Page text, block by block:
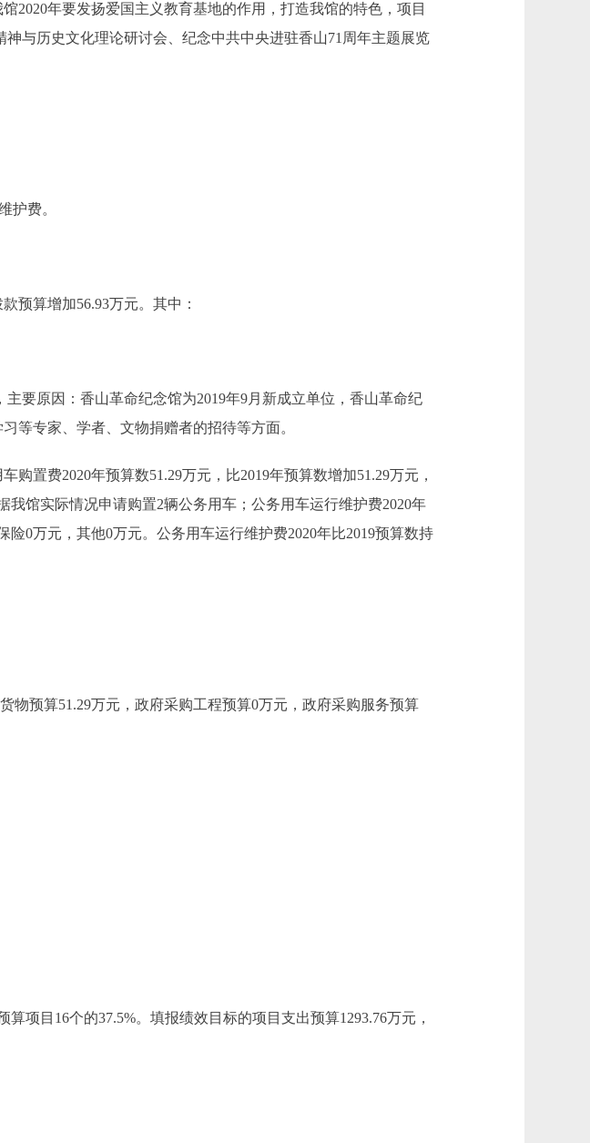
2020年要发扬爱国主义教育基地的作用，打造我馆的特色，项目
与历史文化理论研讨会、纪念中共中央进驻香山71周年主题展览
护费。
算增加56.93万元。其中：
要原因：香山革命纪念馆为2019年9月新成立单位，香山革命纪
等专家、学者、文物捐赠者的招待等方面。
置费2020年预算数51.29万元，比2019年预算数增加51.29万元，
馆实际情况申请购置2辆公务用车；公务用车运行维护费2020年
0万元，其他0万元。公务用车运行维护费2020年比2019预算数持
预算51.29万元，政府采购工程预算0万元，政府采购服务预算
目16个的37.5%。填报绩效目标的项目支出预算1293.76万元，